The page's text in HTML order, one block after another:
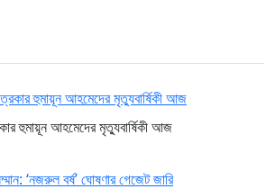
হুমায়ূন আহমেদের মৃত্যুবার্ষিকী আজ